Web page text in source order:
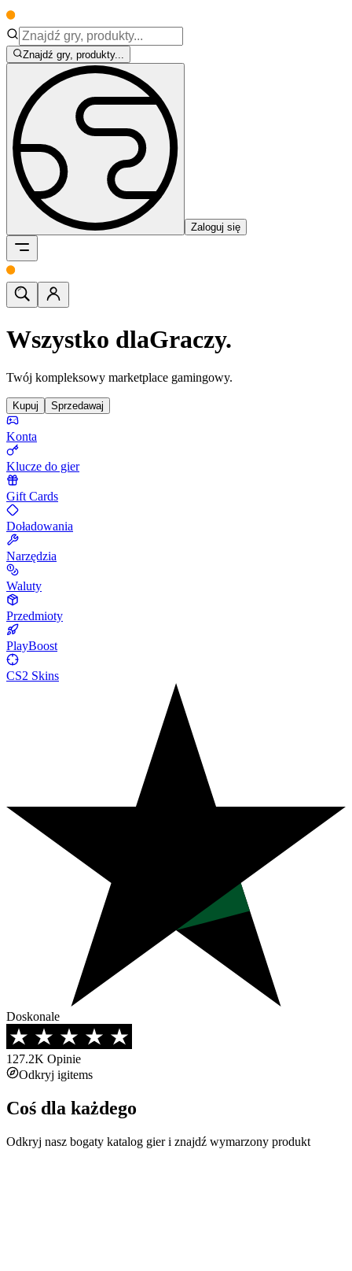
Znajdź gry, produkty...
Zaloguj się
Wszystko dlaGraczy.
Twój kompleksowy marketplace gamingowy.
Kupuj Sprzedawaj
Konta
Klucze do gier
Gift Cards
Doładowania
Narzędzia
Waluty
Przedmioty
PlayBoost
CS2 Skins
Doskonale
127.2K Opinie
Odkryj igitems
Coś dla każdego
Odkryj nasz bogaty katalog gier i znajdź wymarzony produkt